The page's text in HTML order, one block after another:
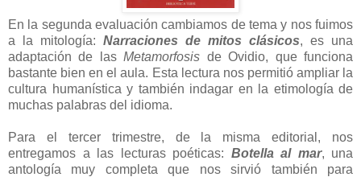
En la segunda evaluación cambiamos de tema y nos fuimos
a la mitología: Narraciones de mitos clásicos, es una
adaptación de lasMetamorfosis de Ovidio, que funciona
bastante bien en el aula. Esta lectura nos permitió ampliar la
cultura humanística y también indagar en la etimología de
muchas palabras del idioma.
Para el tercer trimestre, de la misma editorial, nos
entregamos a las lecturas poéticas: Botella al mar, una
antología muy completa que nos sirvió también para